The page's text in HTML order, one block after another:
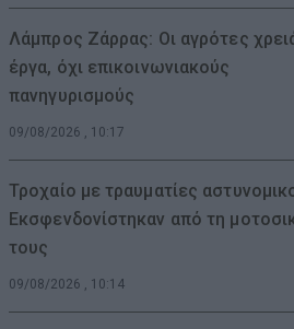
Λάμπρος Ζάρρας: Οι αγρότες
έργα, όχι επικοινωνιακούς
πανηγυρισμούς
09/08/2026 , 10:17
Τροχαίο με τραυματίες
Εκσφενδονίστηκαν από τη
τους
09/08/2026 , 10:14